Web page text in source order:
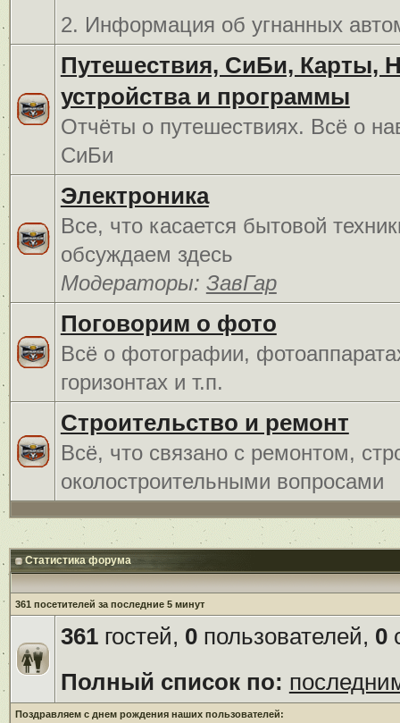
2. Информация об угнанных
Путешествия, СиБи, Карты,
устройства и программы
Отчёты о путешествиях. Всё о
СиБи
Электроника
Все, что касается бытовой
обсуждаем здесь
Модераторы: ЗавГар
Поговорим о фото
Всё о фотографии,
горизонтах и т.п.
Строительство и ремонт
Всё, что связано с ремонтом,
околостроительными вопросами
Статистика форума
361 посетителей за последние 5 минут
361гостей, 0пользователей, 0
Полный список по:
Поздравляем с днем рождения наших пользователей: